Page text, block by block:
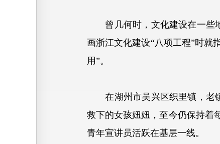
曾几何时，文化建设在一些地
画浙江文化建设“八项工程”时就
用”。
在湖州市吴兴区织里镇，老镇
救下的女孩妞妞，至今仍保持着
青年宣讲员活跃在基层一线。